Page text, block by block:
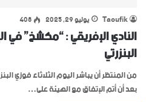
Taoufik يوليو 29, 2025 408
النادي الإفريقي : “مكشخ” في
البنزرتي
من المنتظر أن يباشر اليوم الثلاثاء فوزي
بعد أن أتم الإتفاق مع الهيئة على…